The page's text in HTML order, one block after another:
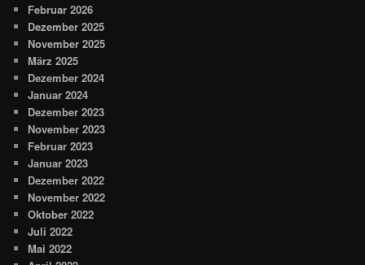
Februar 2026
Dezember 2025
November 2025
März 2025
Dezember 2024
Januar 2024
Dezember 2023
November 2023
Februar 2023
Januar 2023
Dezember 2022
November 2022
Oktober 2022
Juli 2022
Mai 2022